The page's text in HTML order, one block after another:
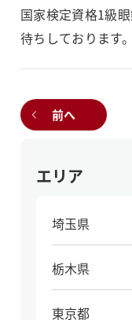
国家検定資格1級
待ちしております。
前へ
エリア
埼玉県
栃木県
東京都